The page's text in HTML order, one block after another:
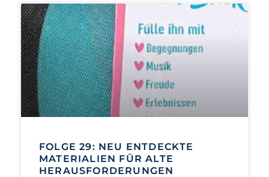
FOLGE 29: NEU ENTDECKTE
MATERIALIEN FÜR ALTE
HERAUSFORDERUNGEN